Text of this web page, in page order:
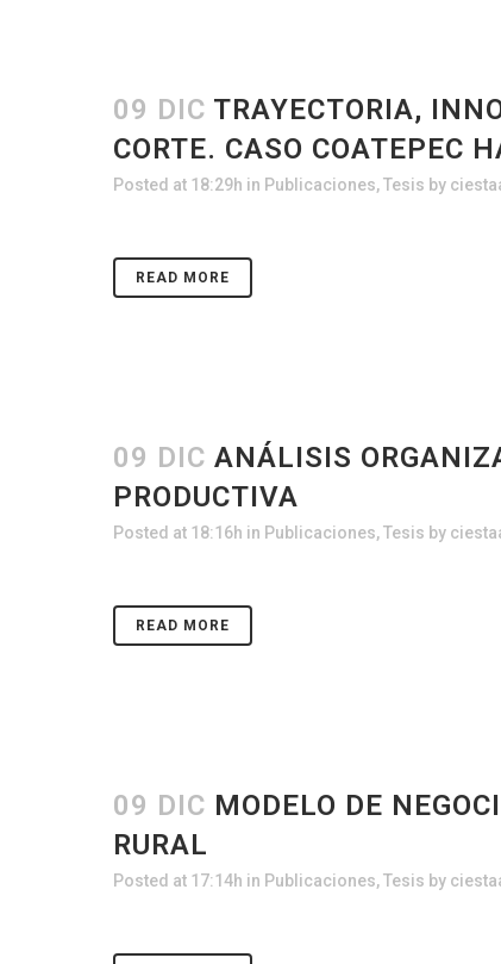
09 DIC TRAYECTORIA,
CORTE. CASO COATEPEC
Posted at 18:29h in Publicaciones,Tesis by
READ MORE
09 DIC ANÁLISIS
PRODUCTIVA
Posted at 18:16h in Publicaciones,Tesis by
READ MORE
09 DIC MODELO DE
RURAL
Posted at 17:14h in Publicaciones,Tesis by